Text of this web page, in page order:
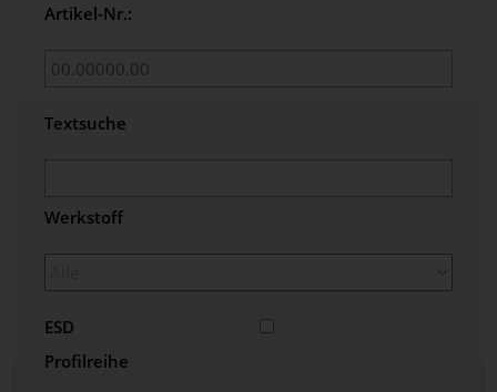
Artikel-Nr.:
Textsuche
Werkstoff
ESD
Profilreihe